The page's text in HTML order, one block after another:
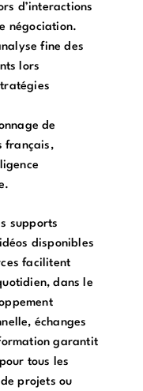
d’interactions
négociation.
fine des
lors
de
français,
supports
disponibles
facilitent
dans le
échanges
garantit
tous les
projets ou